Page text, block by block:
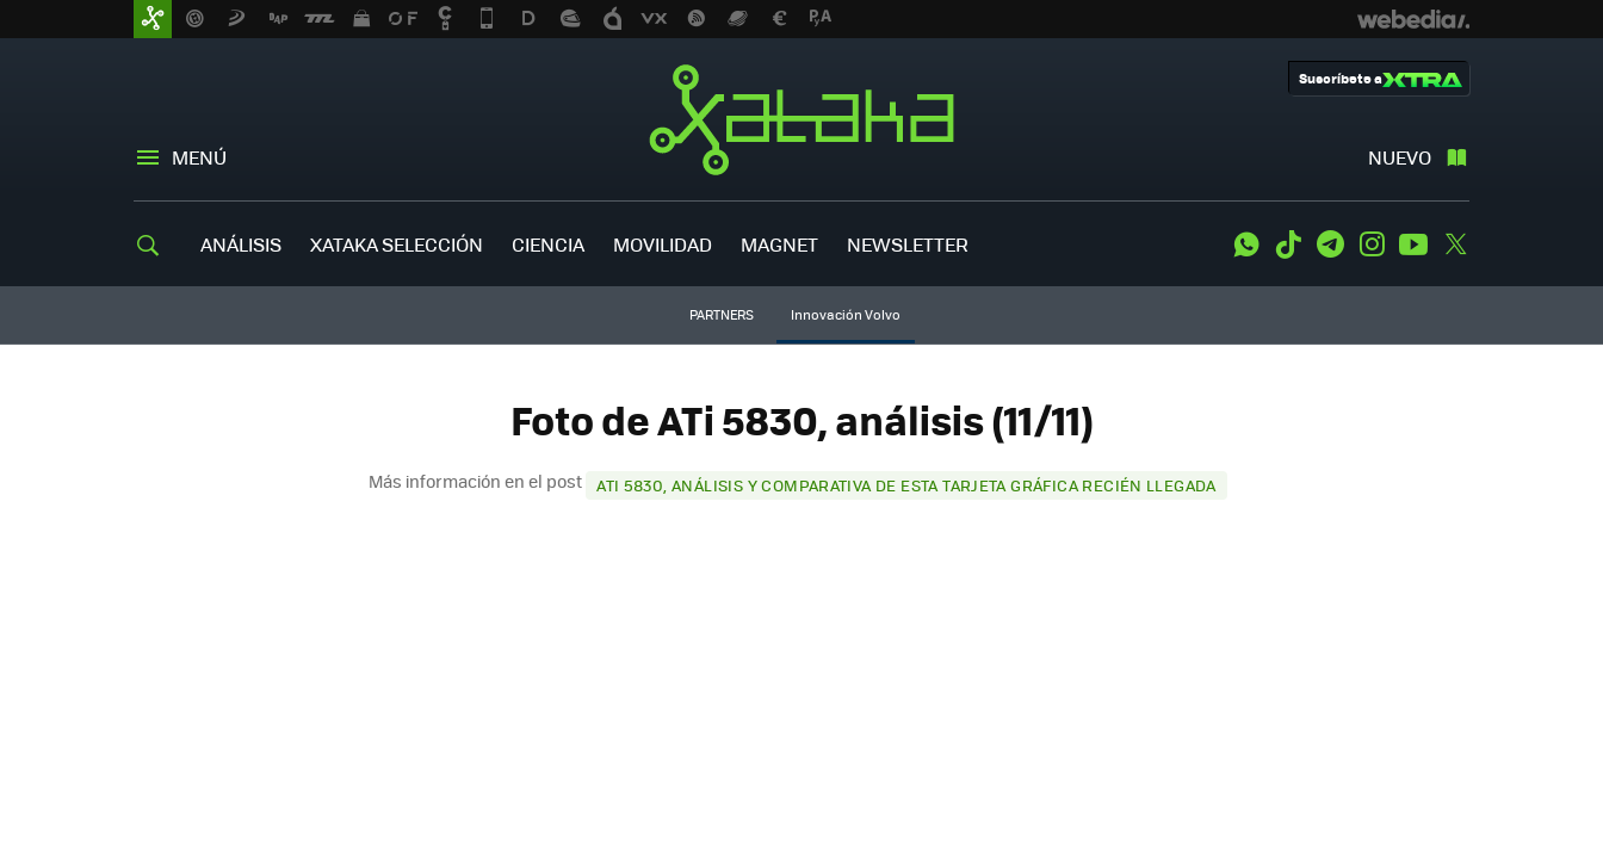
MENÚ NUEVO
Suscríbete a
ANÁLISIS XATAKA SELECCIÓN CIENCIA MOVILIDAD MAGNET NEWSLETTER WhatsApp
Tiktok TelegramInstagramYoutube
PARTNERS Innovación Volvo
Foto de ATi 5830, análisis (11/11)
Más información en el post ATI 5830, ANÁLISIS Y COMPARATIVA DE ESTA TARJETA GRÁFICA RECIÉN LLEGADA